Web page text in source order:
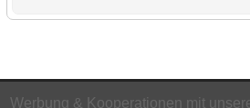
Werbung & Kooperationen mit